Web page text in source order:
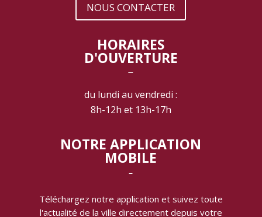
NOUS CONTACTER
HORAIRES
D'OUVERTURE
‾
du lundi au vendredi :
8h-12h et 13h-17h
NOTRE APPLICATION
MOBILE
‾
Téléchargez notre application et suivez toute
l'actualité de la ville directement depuis votre